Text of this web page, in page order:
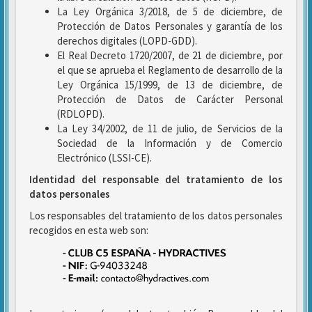
La Ley Orgánica 3/2018, de 5 de diciembre, de
Protección de Datos Personales y garantía de los
derechos digitales (LOPD-GDD).
El Real Decreto 1720/2007, de 21 de diciembre, por
el que se aprueba el Reglamento de desarrollo de la
Ley Orgánica 15/1999, de 13 de diciembre, de
Protección de Datos de Carácter Personal
(RDLOPD).
La Ley 34/2002, de 11 de julio, de Servicios de la
Sociedad de la Información y de Comercio
Electrónico (LSSI-CE).
Identidad del responsable del tratamiento de los
datos personales
Los responsables del tratamiento de los datos personales
recogidos en esta web son: